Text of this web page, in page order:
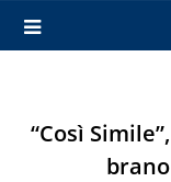
“Così